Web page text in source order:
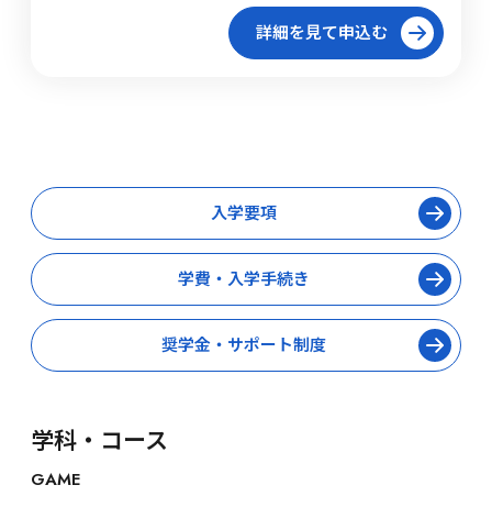
詳細を見て申込む
入学要項
学費・入学手続き
奨学金・サポート制度
学科・コース
GAME